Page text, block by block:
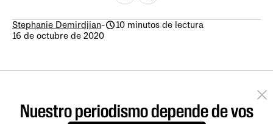
Stephanie Demirdjian-
10 minutos de lectura
16 de octubre de 2020
Nuestro periodismo depende de vos